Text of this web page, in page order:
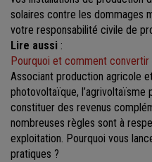
solaires contre les dommages
votre responsabilité civile de
Lire aussi :
Pourquoi et comment
Associant production agricole
photovoltaïque, l’agrivoltaïsme
constituer des revenus
nombreuses règles sont à
exploitation. Pourquoi vous
pratiques ?